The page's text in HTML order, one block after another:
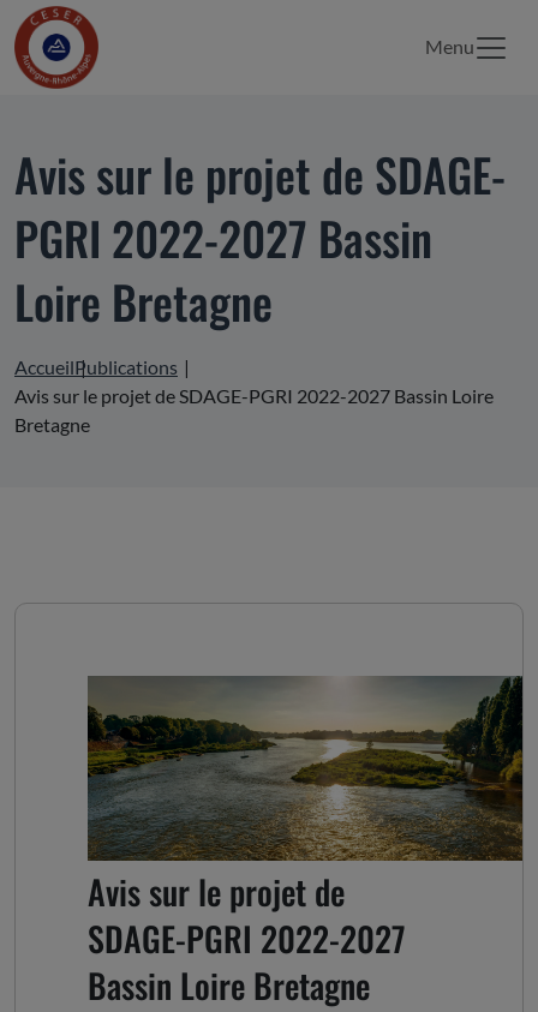
Menu
Avis sur le projet de SDAGE-
PGRI 2022-2027 Bassin
Loire Bretagne
AccueilPublications
Avis sur le projet de SDAGE-PGRI 2022-2027 Bassin Loire
Bretagne
Avis sur le projet de
SDAGE-PGRI 2022-2027
Bassin Loire Bretagne